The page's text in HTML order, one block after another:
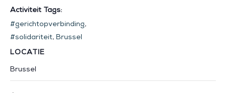
Activiteit Tags:
#gerichtopverbinding,
#solidariteit, Brussel
LOCATIE
Brussel